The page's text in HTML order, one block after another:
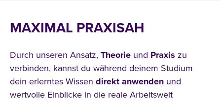
MAXIMAL PRAXISAH
Durch unseren Ansatz, Theorie und Praxis zu
verbinden, kannst du während deinem Studium
dein erlerntes Wissen direkt anwenden und
wertvolle Einblicke in die reale Arbeitswelt